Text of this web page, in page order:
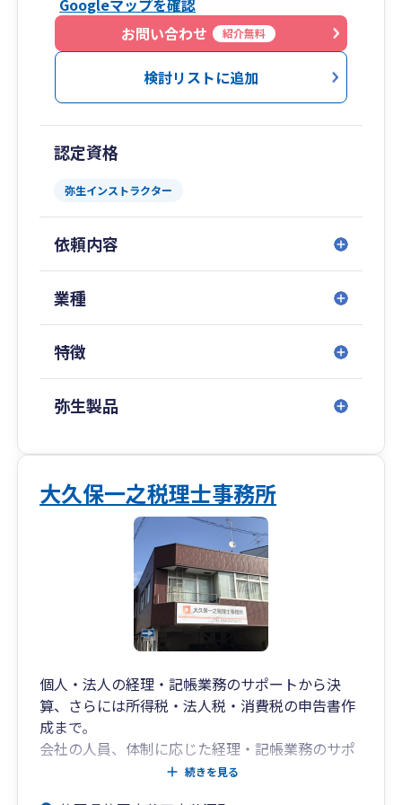
経済学修士(「学習院大学」大学院)、
MBA(「法政大学」大学院)、
証券アナリスト(「三菱UFJモルガン・スタンレー
証券」などに在籍)、
ファイナンシャルプランナー、
経営革新等支援機関、
「静岡銀行」(支店営業)､
「日経マネー」(副編集長)
などの資格・職歴等を有し、
幅広い視点から
経営アドバイスを行い
あなたの会社の売上アップを応援します！
まずは 080-7084-1101 へお電話下さい。
Googleマップを確認
お問い合わせ
紹介無料
検討リストに追加
認定資格
弥生インストラクター
依頼内容
業種
特徴
弥生製品
大久保一之税理士事務所
個人・法人の経理・記帳業務のサポートから決
算、さらには所得税・法人税・消費税の申告書作
成まで。
会社の人員、体制に応じた経理・記帳業務のサポ
ートをいたします。
続きを見る